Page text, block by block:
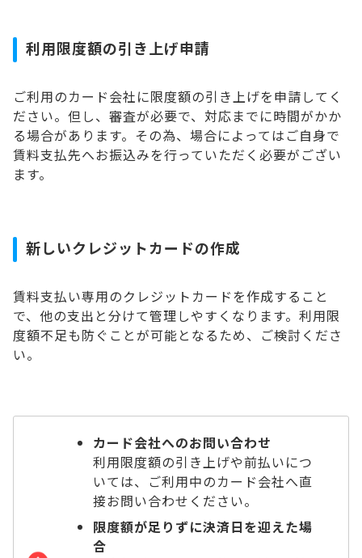
利用限度額の引き上げ申請
ご利用のカード会社に限度額の引き上げを申請してく
ださい。但し、審査が必要で、対応までに時間がかか
る場合があります。その為、場合によってはご自身で
賃料支払先へお振込みを行っていただく必要がござい
ます。
新しいクレジットカードの作成
賃料支払い専用のクレジットカードを作成すること
で、他の支出と分けて管理しやすくなります。利用限
度額不足も防ぐことが可能となるため、ご検討くださ
い。
カード会社へのお問い合わせ
利用限度額の引き上げや前払いにつ
いては、ご利用中のカード会社へ直
接お問い合わせください。
限度額が足りずに決済日を迎えた場
合